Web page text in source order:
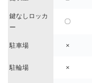
鍵なしロッカ
ー
〇
駐車場 ×
駐輪場 ×